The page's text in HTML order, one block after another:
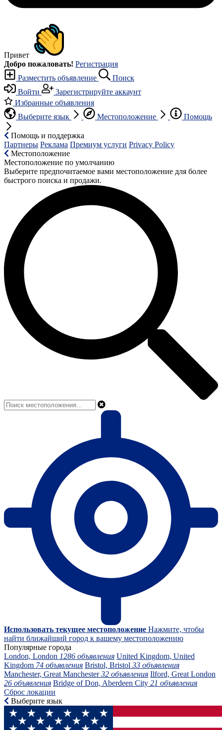
Привет
Добро пожаловать! Регистрация
Разместить объявление
Поиск
Войти
Зарегистрируйте аккаунт
Избранные объявления
Выберите язык
Местоположение Помощь
Помощь и поддержка
Партнеры Реклама Премиум услуги Privacy Policy
Местоположение
Местоположение по умолчанию
Выберите предпочитаемое вами местоположение для более
быстрого поиска и продажи.
Использовать текущее местоположение Нажмите, чтобы
найти ближайший город к вашему местоположению
Популярные города
London, London 1286 объявления United Kingdom, United
Kingdom 74 объявления Bristol, Bristol 33 объявления
Manchester, Great Manchester32 объявления Ilford, Great London
26 объявления Bridge of Don, Aberdeen City 21 объявления
Сброс локации
Выберите язык